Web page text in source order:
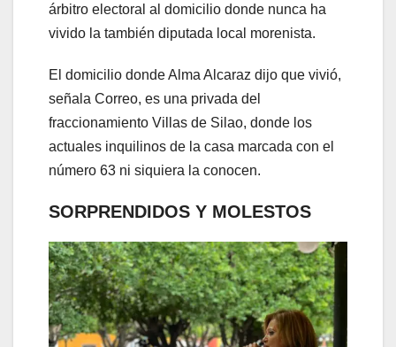
árbitro electoral al domicilio donde nunca ha
vivido la también diputada local morenista.
El domicilio donde Alma Alcaraz dijo que vivió,
señala Correo, es una privada del
fraccionamiento Villas de Silao, donde los
actuales inquilinos de la casa marcada con el
número 63 ni siquiera la conocen.
SORPRENDIDOS Y MOLESTOS